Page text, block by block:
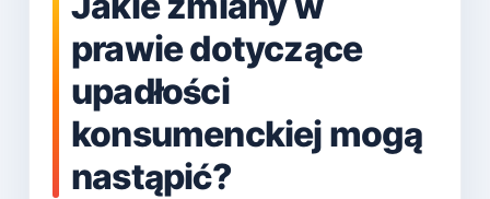
prawie dotyczące
upadłości
konsumenckiej mogą
nastąpić?